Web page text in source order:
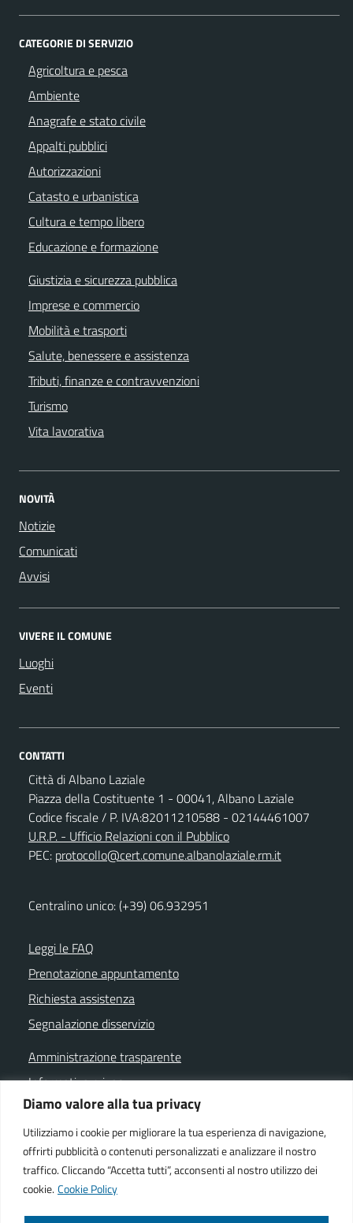
Diamo valore alla tua privacy
Utilizziamo i cookie per migliorare la tua esperienza di navigazione,
offrirti pubblicità o contenuti personalizzati e analizzare il nostro
traffico. Cliccando “Accetta tutti”, acconsenti al nostro utilizzo dei
cookie. Cookie Policy
CATEGORIE DI SERVIZIO
Agricoltura e pesca
Ambiente
Anagrafe e stato civile
Appalti pubblici
Autorizzazioni
Catasto e urbanistica
Cultura e tempo libero
Educazione e formazione
Giustizia e sicurezza pubblica
Imprese e commercio
Mobilità e trasporti
Salute, benessere e assistenza
Tributi, finanze e contravvenzioni
Turismo
Vita lavorativa
NOVITÀ
Notizie
Comunicati
Avvisi
VIVERE IL COMUNE
Luoghi
Eventi
CONTATTI
Città di Albano Laziale
Piazza della Costituente 1 - 00041, Albano Laziale
Codice fiscale / P. IVA:82011210588 - 02144461007
U.R.P. - Ufficio Relazioni con il Pubblico
PEC: protocollo@cert.comune.albanolaziale.rm.it
Centralino unico: (+39) 06.932951
Leggi le FAQ
Prenotazione appuntamento
Richiesta assistenza
Segnalazione disservizio
Amministrazione trasparente
Informativa privacy
Note legali
Dichiarazione di accessibilità
Cookie policy